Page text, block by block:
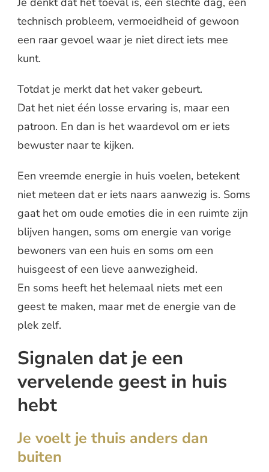
technisch probleem, vermoeidheid of gewoon
een raar gevoel waar je niet direct iets mee
kunt.
Totdat je merkt dat het vaker gebeurt.
Dat het niet één losse ervaring is, maar een
patroon. En dan is het waardevol om er iets
bewuster naar te kijken.
Een vreemde energie in huis voelen, betekent
niet meteen dat er iets naars aanwezig is. Soms
gaat het om oude emoties die in een ruimte zijn
blijven hangen, soms om energie van vorige
bewoners van een huis en soms om een
huisgeest of een lieve aanwezigheid.
En soms heeft het helemaal niets met een
geest te maken, maar met de energie van de
plek zelf.
Signalen dat je een
vervelende geest in huis
hebt
Je voelt je thuis anders dan
buiten